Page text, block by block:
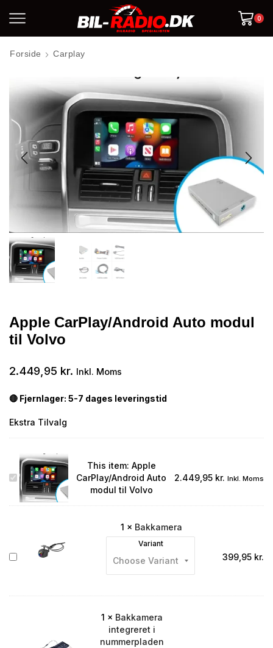
0
Forside Carplay
Apple CarPlay/Android Auto modul
til Volvo
2.449,95 kr. Inkl. Moms
🔴 Fjernlager: 5-7 dages leveringstid
Ekstra Tilvalg
Apple
CarPlay/Android
Auto
This item: Apple
CarPlay/Android Auto
modul til Volvo
2.449,95 kr. Inkl. Moms
Bakkamera
1 × Bakkamera
Variant
399,95 kr.
1 × Bakkamera
integreret i
nummerpladen